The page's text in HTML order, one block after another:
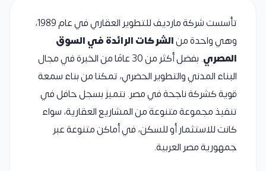
تأسست شركة مارديف للتطوير العقاري في عام 1989،
وهي واحدة منالشركات الرائدة في السوق
المصري
. بفضل أكثر من 30 عامًا من الخبرة في مجال
البناء المدني والتطوير الحضري، تمكنا من بناء سمعة
قوية كشركة ناجحة في مصر. نتميز بسجل حافل في
تنفيذ مجموعة متنوعة من المشاريع العقارية، سواء
كانت للاستثمار أو للسكن، في أماكن متنوعة عبر
جمهورية مصر العربية.